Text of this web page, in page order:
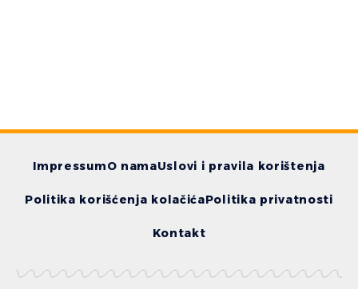
ImpressumO namaUslovi i pravila korištenja
Politika korišćenja kolačićaPolitika privatnosti
Kontakt